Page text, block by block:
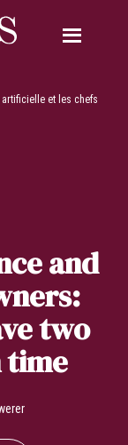
artificielle et les chefs
and
two
time